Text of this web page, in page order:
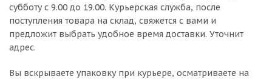
субботу с 9.00 до 19.00. Курьерская служба, после
поступления товара на склад, свяжется с вами и
предложит выбрать удобное время доставки. Уточнит
адрес.
Вы вскрываете упаковку при курьере, осматриваете на